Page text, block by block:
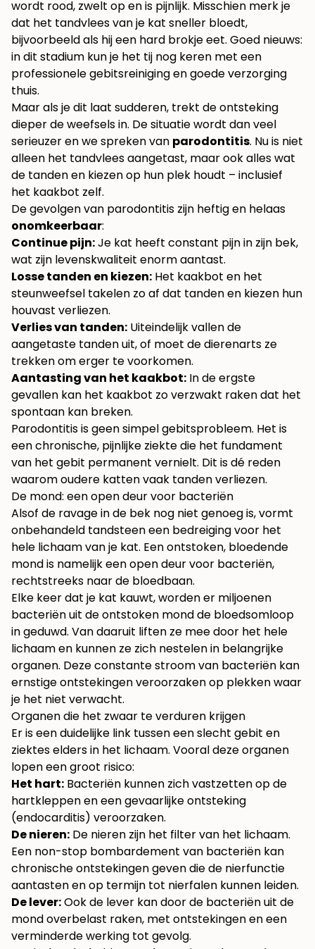
wordt rood, zwelt op en is pijnlijk. Misschien merk je
dat het tandvlees van je kat sneller bloedt,
bijvoorbeeld als hij een hard brokje eet. Goed nieuws:
in dit stadium kun je het tij nog keren met een
professionele gebitsreiniging en goede verzorging
thuis.
Maar als je dit laat sudderen, trekt de ontsteking
dieper de weefsels in. De situatie wordt dan veel
serieuzer en we spreken van parodontitis. Nu is niet
alleen het tandvlees aangetast, maar ook alles wat
de tanden en kiezen op hun plek houdt – inclusief
het kaakbot zelf.
De gevolgen van parodontitis zijn heftig en helaas
onomkeerbaar:
Continue pijn:Je kat heeft constant pijn in zijn bek,
wat zijn levenskwaliteit enorm aantast.
Losse tanden en kiezen: Het kaakbot en het
steunweefsel takelen zo af dat tanden en kiezen hun
houvast verliezen.
Verlies van tanden: Uiteindelijk vallen de
aangetaste tanden uit, of moet de dierenarts ze
trekken om erger te voorkomen.
Aantasting van het kaakbot: In de ergste
gevallen kan het kaakbot zo verzwakt raken dat het
spontaan kan breken.
Parodontitis is geen simpel gebitsprobleem. Het is
een chronische, pijnlijke ziekte die het fundament
van het gebit permanent vernielt. Dit is dé reden
waarom oudere katten vaak tanden verliezen.
De mond: een open deur voor bacteriën
Alsof de ravage in de bek nog niet genoeg is, vormt
onbehandeld tandsteen een bedreiging voor het
hele lichaam van je kat. Een ontstoken, bloedende
mond is namelijk een open deur voor bacteriën,
rechtstreeks naar de bloedbaan.
Elke keer dat je kat kauwt, worden er miljoenen
bacteriën uit de ontstoken mond de bloedsomloop
in geduwd. Van daaruit liften ze mee door het hele
lichaam en kunnen ze zich nestelen in belangrijke
organen. Deze constante stroom van bacteriën kan
ernstige ontstekingen veroorzaken op plekken waar
je het niet verwacht.
Organen die het zwaar te verduren krijgen
Er is een duidelijke link tussen een slecht gebit en
ziektes elders in het lichaam. Vooral deze organen
lopen een groot risico:
Het hart: Bacteriën kunnen zich vastzetten op de
hartkleppen en een gevaarlijke ontsteking
(endocarditis) veroorzaken.
De nieren: De nieren zijn het filter van het lichaam.
Een non-stop bombardement van bacteriën kan
chronische ontstekingen geven die de nierfunctie
aantasten en op termijn tot nierfalen kunnen leiden.
De lever:Ook de lever kan door de bacteriën uit de
mond overbelast raken, met ontstekingen en een
verminderde werking tot gevolg.